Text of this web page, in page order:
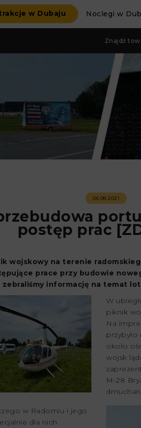
w Dubaju Noclegi w
Znajdź
06.08.2021
postęp prac
wojskowy na terenie
prace przy budowie
informację na temat
W
piknik
Na
około
wojsk
M-28
w Radomiu i jego
dla nich